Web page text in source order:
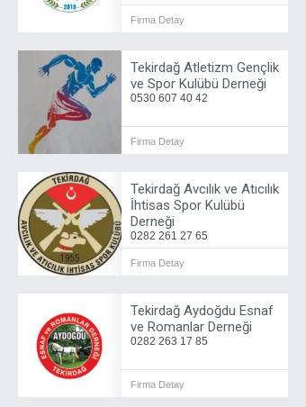
Firma Detay
Tekirdağ Atletizm Gençlik
ve Spor Kulübü Derneği
0530 607 40 42
Firma Detay
Tekirdağ Avcılık ve Atıcılık
İhtisas Spor Kulübü
Derneği
0282 261 27 65
Firma Detay
Tekirdağ Aydoğdu Esnaf
ve Romanlar Derneği
0282 263 17 85
Firma Detay